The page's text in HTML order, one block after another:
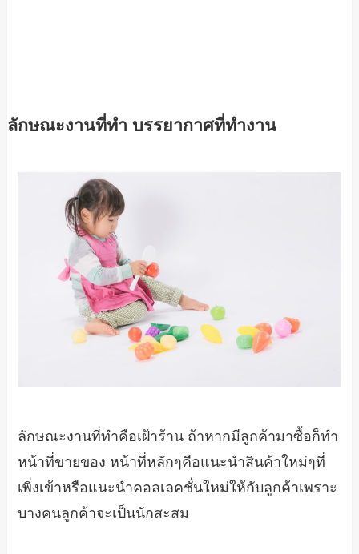
ลักษณะงานที่ทำ บรรยากาศที่ทำงาน
ลักษณะงานที่ทำคือเฝ้าร้าน ถ้าหากมีลูกค้ามาซื้อก็ทำ
หน้าที่ขายของ หน้าที่หลักๆคือแนะนำสินค้าใหม่ๆที่
เพิ่งเข้าหรือแนะนำคอลเลคชั่นใหม่ให้กับลูกค้าเพราะ
บางคนลูกค้าจะเป็นนักสะสม